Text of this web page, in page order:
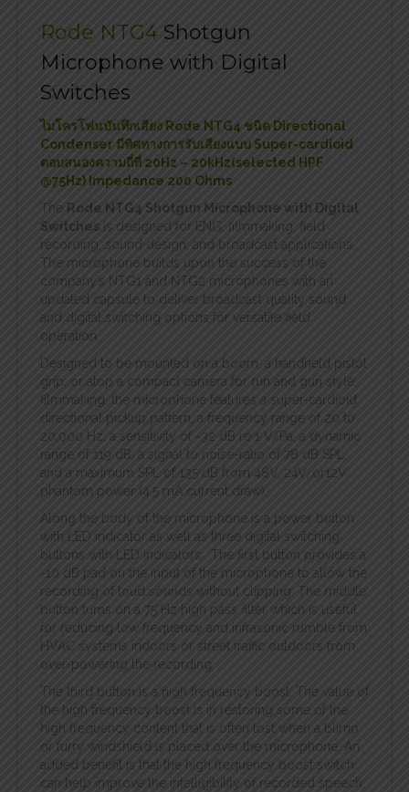
Rode NTG4 Shotgun
Microphone with Digital
Switches
ไมโครโฟนบันทึกเสียง Rode NTG4 ชนิด Directional
Condenser มีทิศทางการรับเสียงแบบ Super-cardioid
ตอบสนองความถี่ที่ 20Hz – 20kHz(selected HPF
@75Hz) Impedance 200 Ohms
The Rode NTG4 Shotgun Microphone with Digital
Switches is designed for ENG, filmmaking, field
recording, sound design, and broadcast applications.
The microphone builds upon the success of the
company’s NTG1 and NTG2 microphones with an
updated capsule to deliver broadcast quality sound
and digital switching options for versatile field
operation.
Designed to be mounted on a boom, a handheld pistol
grip, or atop a compact camera for run and gun style
filmmaking, the microphone features a super-cardioid
directional pickup pattern, a frequency range of 20 to
20,000 Hz, a sensitivity of -32 dB re 1 V/Pa, a dynamic
range of 119 dB, a signal to noise-ratio of 78 dB SPL,
and a maximum SPL of 135 dB from 48V, 24V, or12V
phantom power (4.5 mA current draw).
Along the body of the microphone is a power button
with LED indicator as well as three digital switching
buttons with LED indicators. The first button provides a
-10 dB pad on the input of the microphone to allow the
recording of loud sounds without clipping. The middle
button turns on a 75 Hz high pass filter which is useful
for reducing low frequency and infrasonic rumble from
HVAC systems indoors or street traffic outdoors from
over-powering the recording.
The third button is a high frequency boost. The value of
the high frequency boost is in restoring some of the
high frequency content that is often lost when a blimp
or furry windshield is placed over the microphone. An
added benefit is that the high frequency boost switch
can help improve the intelligibility of recorded speech,